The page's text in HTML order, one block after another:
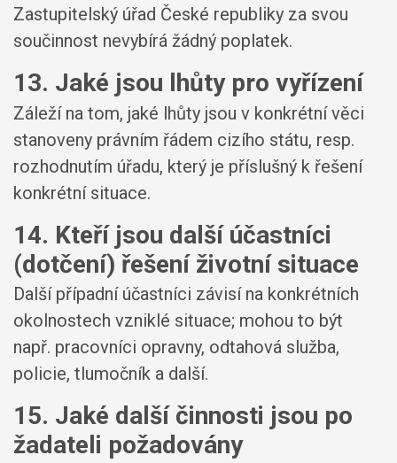
Zastupitelský úřad České republiky za svou
součinnost nevybírá žádný poplatek.
13. Jaké jsou lhůty pro vyřízení
Záleží na tom, jaké lhůty jsou v konkrétní věci
stanoveny právním řádem cizího státu, resp.
rozhodnutím úřadu, který je příslušný k řešení
konkrétní situace.
14. Kteří jsou další účastníci
(dotčení) řešení životní situace
Další případní účastníci závisí na konkrétních
okolnostech vzniklé situace; mohou to být
např. pracovníci opravny, odtahová služba,
policie, tlumočník a další.
15. Jaké další činnosti jsou po
žadateli požadovány